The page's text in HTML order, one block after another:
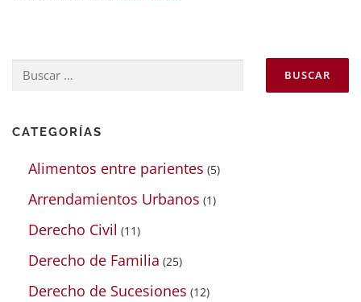
Buscar:
CATEGORÍAS
Alimentos entre parientes (5)
Arrendamientos Urbanos (1)
Derecho Civil (11)
Derecho de Familia (25)
Derecho de Sucesiones (12)